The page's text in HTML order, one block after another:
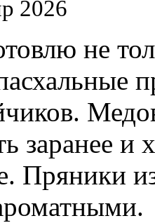
2026
не
заранее и
Пряники